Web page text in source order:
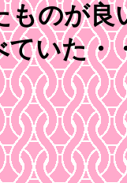
ものが良
いた・